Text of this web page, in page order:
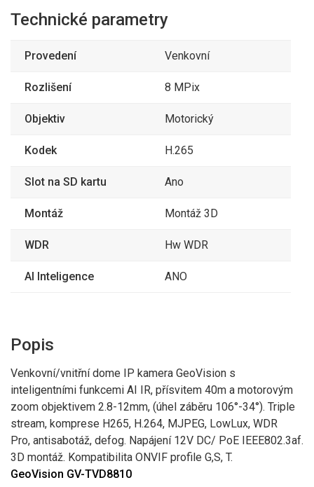
Technické parametry
Provedení Venkovní
Rozlišení 8 MPix
Objektiv Motorický
Kodek H.265
Slot na SD kartu Ano
Montáž Montáž 3D
WDR Hw WDR
AI Inteligence ANO
Popis
Venkovní/vnitřní dome IP kamera GeoVision s
inteligentními funkcemi AI IR, přísvitem 40m a motorovým
zoom objektivem 2.8-12mm, (úhel záběru 106°-34°). Triple
stream, komprese H265, H.264, MJPEG, LowLux, WDR
Pro, antisabotáž, defog. Napájení 12V DC/ PoE IEEE802.3af.
3D montáž. Kompatibilita ONVIF profile G,S, T.
GeoVision GV-TVD8810